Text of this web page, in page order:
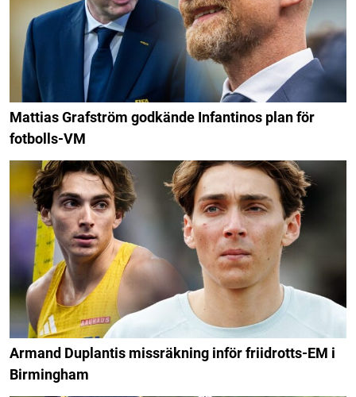
Mattias Grafström godkände Infantinos plan för
fotbolls-VM
Armand Duplantis missräkning inför friidrotts-EM i
Birmingham